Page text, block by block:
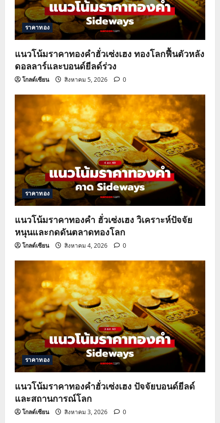
ราคาทอง
แนวโน้มราคาทองคำฮั่วเซ่งเฮง ทองโลกฟื้นตัวหลัง
ดอลลาร์และบอนด์ยีลด์ร่วง
โกลด์เซียน สิงหาคม 5, 2026 0
ราคาทอง
แนวโน้มราคาทองคำ ฮั่วเซ่งเฮง วิเคราะห์ปัจจัย
หนุนและกดดันตลาดทองโลก
โกลด์เซียน สิงหาคม 4, 2026 0
ราคาทอง
แนวโน้มราคาทองคำฮั่วเซ่งเฮง ปัจจัยบอนด์ยีลด์
และสถานการณ์โลก
โกลด์เซียน สิงหาคม 3, 2026 0